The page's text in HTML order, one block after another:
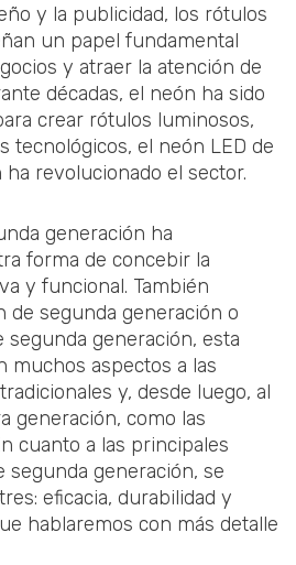
y la publicidad, los rótulos
un papel fundamental
y atraer la atención de
décadas, el neón ha sido
crear rótulos luminosos,
tecnológicos, el neón LED de
revolucionado el sector.
generación ha
forma de concebir la
y funcional. También
de segunda generación o
segunda generación, esta
muchos aspectos a las
y, desde luego, al
generación, como las
cuanto a las principales
segunda generación, se
eficacia, durabilidad y
hablaremos con más detalle